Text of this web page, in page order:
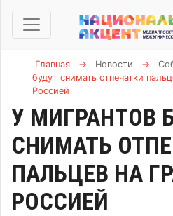
Главная → Новости →
будут снимать отпечатки
Россией
У МИГРАНТОВ
СНИМАТЬ
ПАЛЬЦЕВ НА
РОССИЕЙ